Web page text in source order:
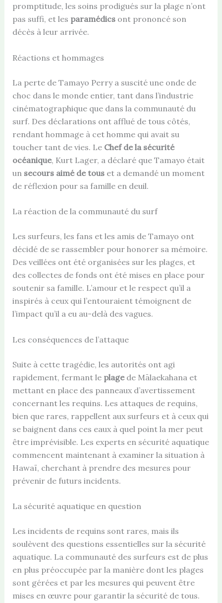
promptitude, les soins prodigués sur la plage n’ont
pas suffi, et les paramédicsont prononcé son
décès à leur arrivée.
Réactions et hommages
La perte de Tamayo Perry a suscité une onde de
choc dans le monde entier, tant dans l’industrie
cinématographique que dans la communauté du
surf. Des déclarations ont afflué de tous côtés,
rendant hommage à cet homme qui avait su
toucher tant de vies. Le Chef de la sécurité
océanique, Kurt Lager, a déclaré que Tamayo était
un secours aimé de touset a demandé un moment
de réflexion pour sa famille en deuil.
La réaction de la communauté du surf
Les surfeurs, les fans et les amis de Tamayo ont
décidé de se rassembler pour honorer sa mémoire.
Des veillées ont été organisées sur les plages, et
des collectes de fonds ont été mises en place pour
soutenir sa famille. L’amour et le respect qu’il a
inspirés à ceux qui l’entouraient témoignent de
l’impact qu’il a eu au-delà des vagues.
Les conséquences de l’attaque
Suite à cette tragédie, les autorités ont agi
rapidement, fermant le plagede Mālaekahana et
mettant en place des panneaux d’avertissement
concernant les requins. Les attaques de requins,
bien que rares, rappellent aux surfeurs et à ceux qui
se baignent dans ces eaux à quel point la mer peut
être imprévisible. Les experts en sécurité aquatique
commencent maintenant à examiner la situation à
Hawaï, cherchant à prendre des mesures pour
prévenir de futurs incidents.
La sécurité aquatique en question
Les incidents de requins sont rares, mais ils
soulèvent des questions essentielles sur la sécurité
aquatique. La communauté des surfeurs est de plus
en plus préoccupée par la manière dont les plages
sont gérées et par les mesures qui peuvent être
mises en œuvre pour garantir la sécurité de tous.